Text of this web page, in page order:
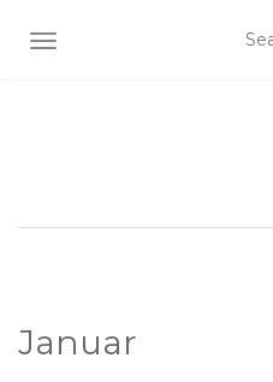
SCHALTE NAVIGATION
Januar